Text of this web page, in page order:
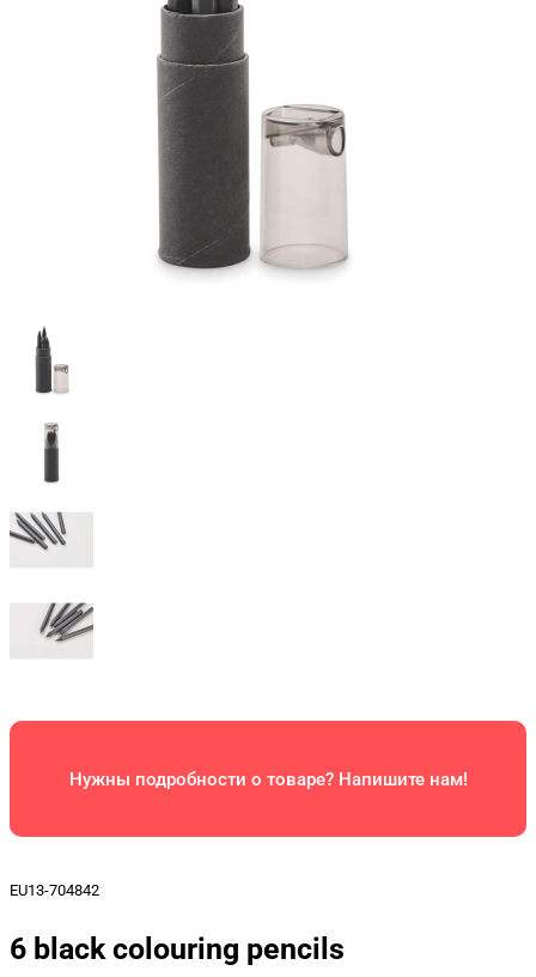
Нужны подробности о товаре? Напишите нам!
EU13-704842
6 black colouring pencils